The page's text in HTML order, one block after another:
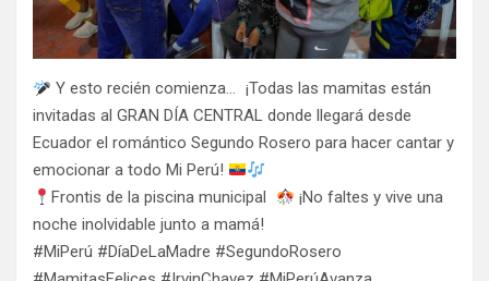
Y esto recién comienza… ¡Todas las mamitas están
invitadas al GRAN DÍA CENTRAL donde llegará desde
Ecuador el romántico Segundo Rosero para hacer cantar y
emocionar a todo Mi Perú!
Frontis de la piscina municipal
¡No faltes y vive una
noche inolvidable junto a mamá!
#MiPerú #DíaDeLaMadre #SegundoRosero